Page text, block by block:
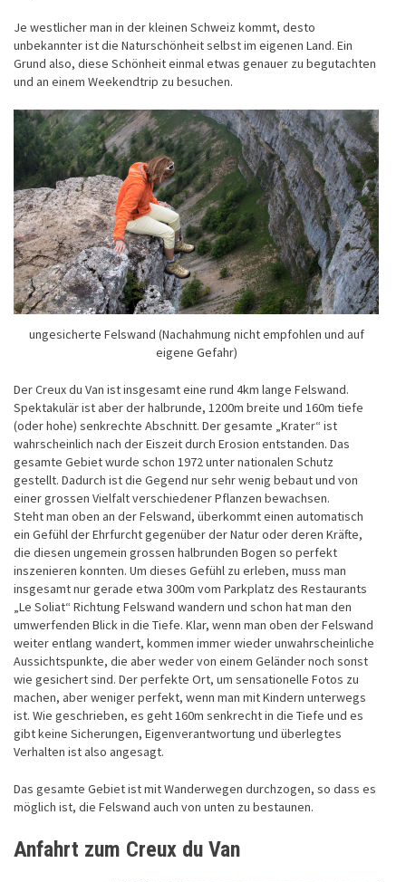
Je westlicher man in der kleinen Schweiz kommt, desto
unbekannter ist die Naturschönheit selbst im eigenen Land. Ein
Grund also, diese Schönheit einmal etwas genauer zu begutachten
und an einem Weekendtrip zu besuchen.
ungesicherte Felswand (Nachahmung nicht empfohlen und auf
eigene Gefahr)
Der Creux du Van ist insgesamt eine rund 4km lange Felswand.
Spektakulär ist aber der halbrunde, 1200m breite und 160m tiefe
(oder hohe) senkrechte Abschnitt. Der gesamte „Krater“ ist
wahrscheinlich nach der Eiszeit durch Erosion entstanden. Das
gesamte Gebiet wurde schon 1972 unter nationalen Schutz
gestellt. Dadurch ist die Gegend nur sehr wenig bebaut und von
einer grossen Vielfalt verschiedener Pflanzen bewachsen.
Steht man oben an der Felswand, überkommt einen automatisch
ein Gefühl der Ehrfurcht gegenüber der Natur oder deren Kräfte,
die diesen ungemein grossen halbrunden Bogen so perfekt
inszenieren konnten. Um dieses Gefühl zu erleben, muss man
insgesamt nur gerade etwa 300m vom Parkplatz des Restaurants
„Le Soliat“ Richtung Felswand wandern und schon hat man den
umwerfenden Blick in die Tiefe. Klar, wenn man oben der Felswand
weiter entlang wandert, kommen immer wieder unwahrscheinliche
Aussichtspunkte, die aber weder von einem Geländer noch sonst
wie gesichert sind. Der perfekte Ort, um sensationelle Fotos zu
machen, aber weniger perfekt, wenn man mit Kindern unterwegs
ist. Wie geschrieben, es geht 160m senkrecht in die Tiefe und es
gibt keine Sicherungen, Eigenverantwortung und überlegtes
Verhalten ist also angesagt.
Das gesamte Gebiet ist mit Wanderwegen durchzogen, so dass es
möglich ist, die Felswand auch von unten zu bestaunen.
Anfahrt zum Creux du Van